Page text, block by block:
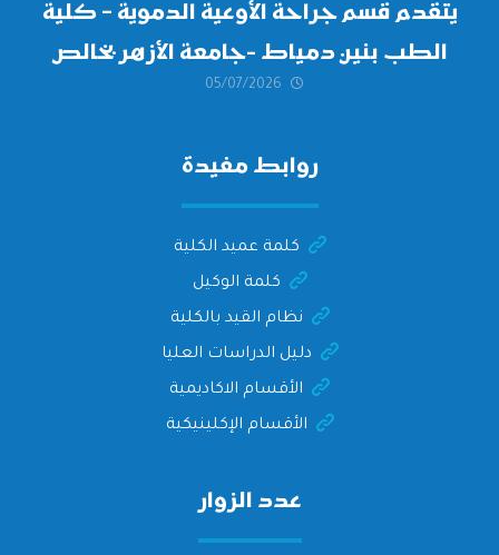
يتقدم قسم جراحة الأوعية الدموية – كلية
الطب بنين دمياط -جامعة الأزهر بخالص
التهنئة وأصدق الأمنيات إلى الأستاذ
05/07/2026
روابط مفيدة
كلمة عميد الكلية
كلمة الوكيل
نظام القيد بالكلية
دليل الدراسات العليا
الأقسام الاكاديمية
الأقسام الإكلينيكية
عدد الزوار